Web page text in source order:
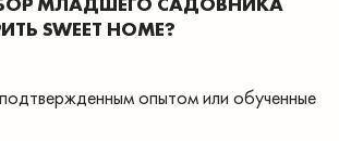
SWEET HOME?
опытом или обученные